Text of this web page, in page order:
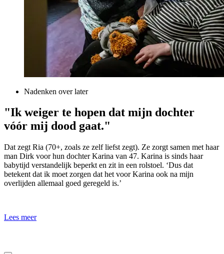
Nadenken over later
"Ik weiger te hopen dat mijn dochter
vóór mij dood gaat."
Dat zegt Ria (70+, zoals ze zelf liefst zegt). Ze zorgt samen met haar
man Dirk voor hun dochter Karina van 47. Karina is sinds haar
babytijd verstandelijk beperkt en zit in een rolstoel. ‘Dus dat
betekent dat ik moet zorgen dat het voor Karina ook na mijn
overlijden allemaal goed geregeld is.’
Lees meer